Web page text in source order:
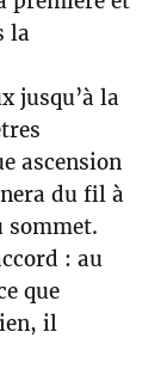
la
jusqu’à la
ascension
du fil à
sommet.
: au
que
il